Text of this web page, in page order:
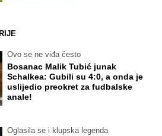
Ovo se ne viđa često
Bosanac Malik Tubić junak
Schalkea: Gubili su 4:0, a onda je
uslijedio preokret za fudbalske
anale!
Oglasila se i klupska legenda